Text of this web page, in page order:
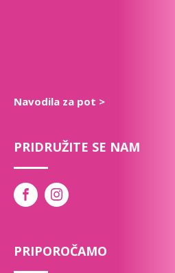
Navodila za pot >
PRIDRUŽITE SE NAM
PRIPOROČAMO